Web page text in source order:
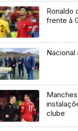
Ronaldo
frente à
Nacional
clube